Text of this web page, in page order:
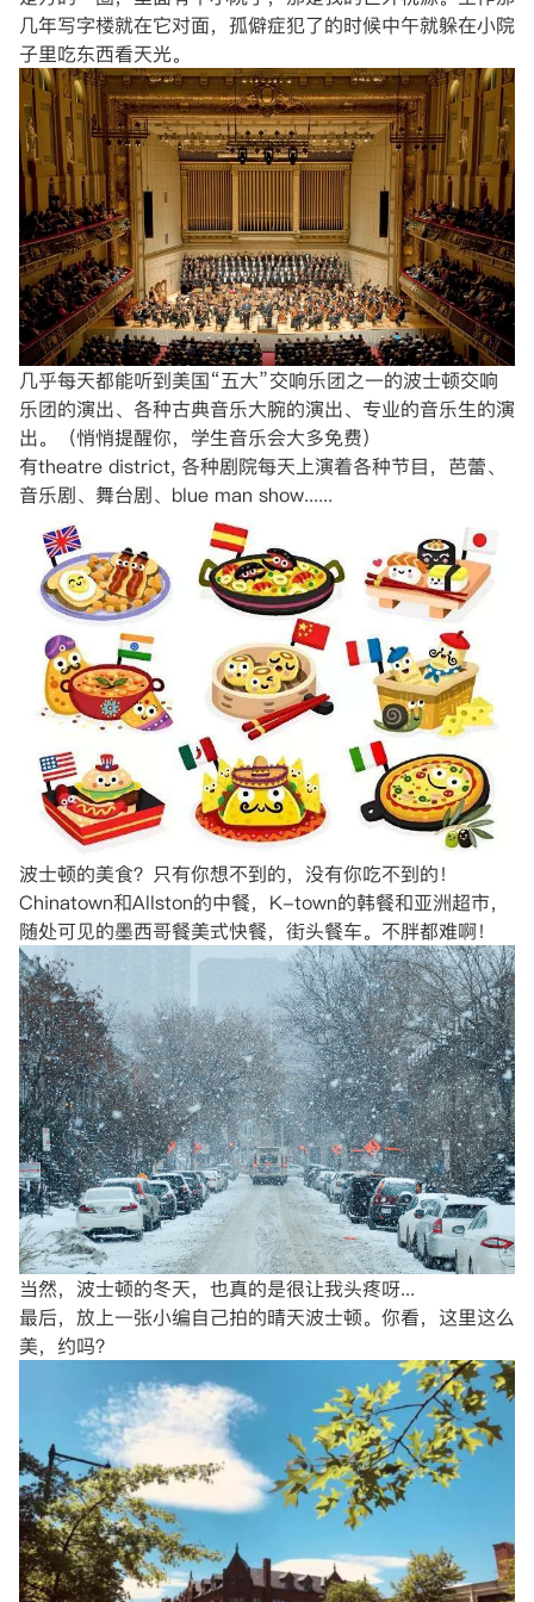
几年写字楼就在它对面，孤僻症犯了的时候中午就躲在小院
子里吃东西看天光。
几乎每天都能听到美国“五大”交响乐团之一的波士顿交响
乐团的演出、各种古典音乐大腕的演出、专业的音乐生的演
出。（悄悄提醒你，学生音乐会大多免费）
有theatre district, 各种剧院每天上演着各种节目，芭蕾、
音乐剧、舞台剧、blue man show......
波士顿的美食？只有你想不到的，没有你吃不到的！
Chinatown和Allston的中餐，K-town的韩餐和亚洲超市，
随处可见的墨西哥餐美式快餐，街头餐车。不胖都难啊！
当然，波士顿的冬天，也真的是很让我头疼呀...
最后，放上一张小编自己拍的晴天波士顿。你看，这里这么
美，约吗？